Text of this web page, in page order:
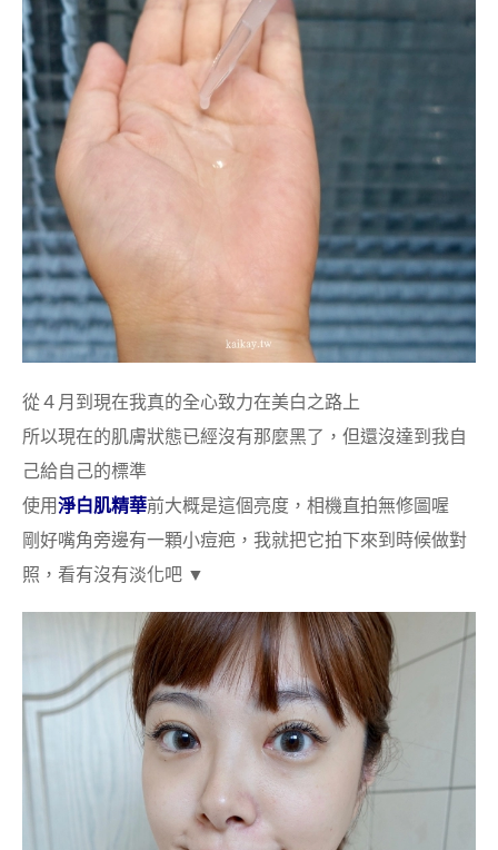
從４月到現在我真的全心致力在美白之路上
所以現在的肌膚狀態已經沒有那麼黑了，但還沒達到我自
己給自己的標準
使用淨白肌精華前大概是這個亮度，相機直拍無修圖喔
剛好嘴角旁邊有一顆小痘疤，我就把它拍下來到時候做對
照，看有沒有淡化吧 ▼